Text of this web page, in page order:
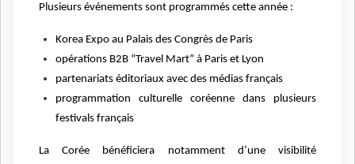
Plusieurs événements sont programmés cette année :
Korea Expo au Palais des Congrès de Paris
opérations B2B “Travel Mart” à Paris et Lyon
partenariats éditoriaux avec des médias français
programmation culturelle coréenne dans plusieurs
festivals français
La Corée bénéficiera notamment d’une visibilité